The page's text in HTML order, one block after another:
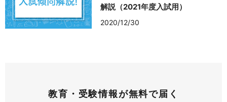
解説（2021年度入試用）
2020/12/30
教育・受験情報が無料で届く